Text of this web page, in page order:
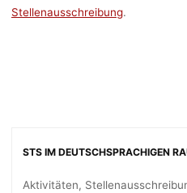
Stellenausschreibung.
STS IM DEUTSCHSPRACHIGEN
Aktivitäten,